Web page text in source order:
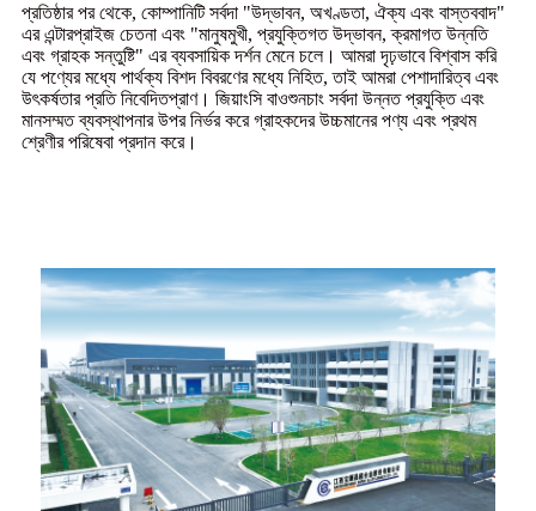
প্রতিষ্ঠার পর থেকে, কোম্পানিটি সর্বদা "উদ্ভাবন, অখণ্ডতা, ঐক্য এবং বাস্তববাদ"
এর এন্টারপ্রাইজ চেতনা এবং "মানুষমুখী, প্রযুক্তিগত উদ্ভাবন, ক্রমাগত উন্নতি
এবং গ্রাহক সন্তুষ্টি" এর ব্যবসায়িক দর্শন মেনে চলে। আমরা দৃঢ়ভাবে বিশ্বাস করি
যে পণ্যের মধ্যে পার্থক্য বিশদ বিবরণের মধ্যে নিহিত, তাই আমরা পেশাদারিত্ব এবং
উৎকর্ষতার প্রতি নিবেদিতপ্রাণ। জিয়াংসি বাওশুনচাং সর্বদা উন্নত প্রযুক্তি এবং
মানসম্মত ব্যবস্থাপনার উপর নির্ভর করে গ্রাহকদের উচ্চমানের পণ্য এবং প্রথম
শ্রেণীর পরিষেবা প্রদান করে।